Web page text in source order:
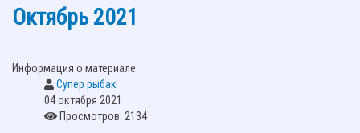
Октябрь 2021
Информация о материале
Супер рыбак
04 октября 2021
Просмотров: 2134